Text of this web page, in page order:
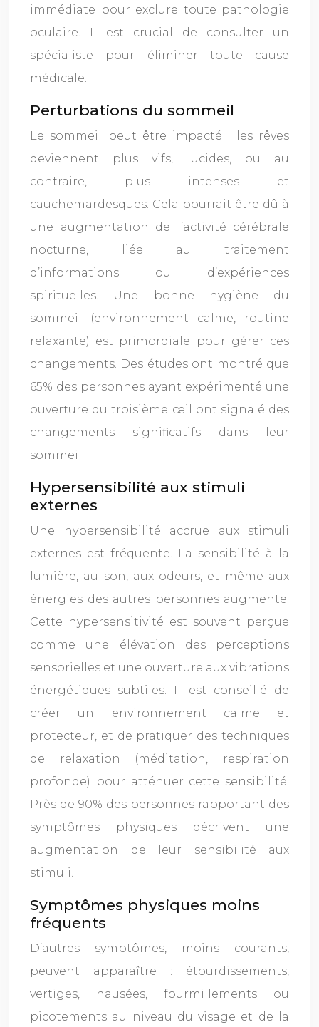
immédiate pour exclure toute pathologie
oculaire. Il est crucial de consulter un
spécialiste pour éliminer toute cause
médicale.
Perturbations du sommeil
Le sommeil peut être impacté : les rêves
deviennent plus vifs, lucides, ou au
contraire, plus intenses et
cauchemardesques. Cela pourrait être dû à
une augmentation de l’activité cérébrale
nocturne, liée au traitement
d’informations ou d’expériences
spirituelles. Une bonne hygiène du
sommeil (environnement calme, routine
relaxante) est primordiale pour gérer ces
changements. Des études ont montré que
65% des personnes ayant expérimenté une
ouverture du troisième œil ont signalé des
changements significatifs dans leur
sommeil.
Hypersensibilité aux stimuli
externes
Une hypersensibilité accrue aux stimuli
externes est fréquente. La sensibilité à la
lumière, au son, aux odeurs, et même aux
énergies des autres personnes augmente.
Cette hypersensitivité est souvent perçue
comme une élévation des perceptions
sensorielles et une ouverture aux vibrations
énergétiques subtiles. Il est conseillé de
créer un environnement calme et
protecteur, et de pratiquer des techniques
de relaxation (méditation, respiration
profonde) pour atténuer cette sensibilité.
Près de 90% des personnes rapportant des
symptômes physiques décrivent une
augmentation de leur sensibilité aux
stimuli.
Symptômes physiques moins
fréquents
D’autres symptômes, moins courants,
peuvent apparaître : étourdissements,
vertiges, nausées, fourmillements ou
picotements au niveau du visage et de la